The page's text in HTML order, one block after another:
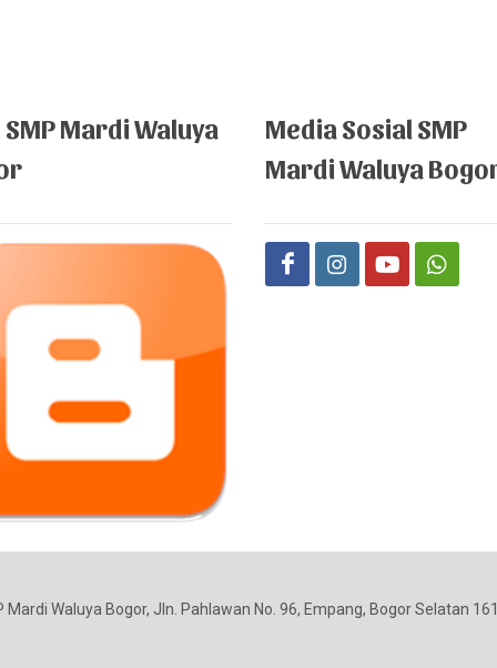
Mardi Waluya
Media Sosial SMP
Mardi Waluya
Mardi Waluya Bogor, Jln. Pahlawan No. 96, Empang, Bogor Selatan